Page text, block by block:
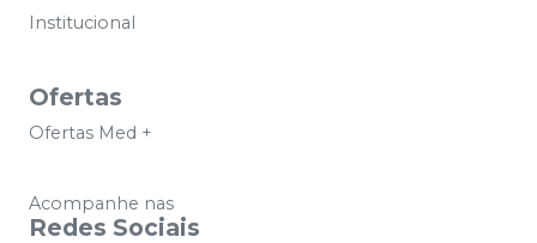
Institucional
Ofertas
Ofertas Med +
Acompanhe nas
Redes Sociais